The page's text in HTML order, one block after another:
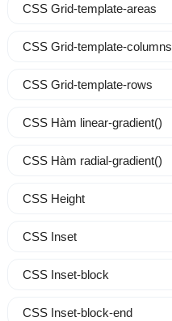
CSS Grid-template-areas
CSS Grid-template-columns
CSS Grid-template-rows
CSS Hàm linear-gradient()
CSS Hàm radial-gradient()
CSS Height
CSS Inset
CSS Inset-block
CSS Inset-block-end